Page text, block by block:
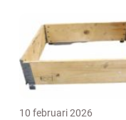
10 februari 2026